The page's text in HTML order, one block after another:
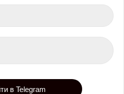
в Telegram